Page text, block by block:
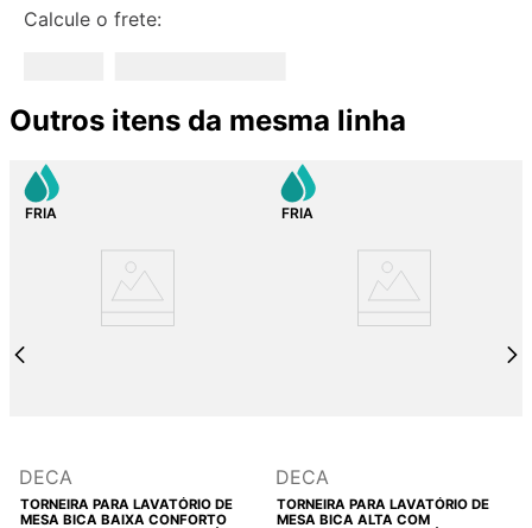
Calcule o frete:
Outros itens da mesma linha
DECA
TORNEIRA PARA LAVATÓRIO DE
MESA BICA BAIXA CONFORTO
DECA
TORNEIRA PARA LAVATÓRIO DE
MESA BICA ALTA COM